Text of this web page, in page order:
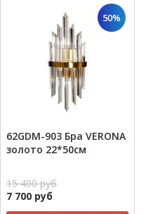
50%
62GDM-903 Бра VERONA
золото 22*50см
15 400 руб
7 700 руб